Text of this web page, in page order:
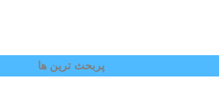
پربحث ترین ها